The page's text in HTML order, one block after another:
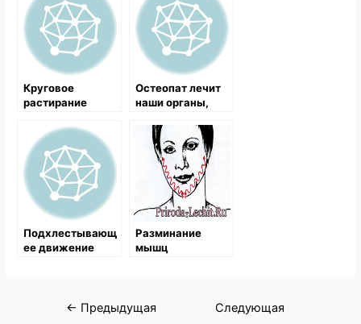
Круговое
растирание
мышцы шеи
Остеопат лечит
наши органы,
правильное
положение
Подхлестывающ
ее движение
Разминание
мышц
Навигация
← Предыдущая
Следующая